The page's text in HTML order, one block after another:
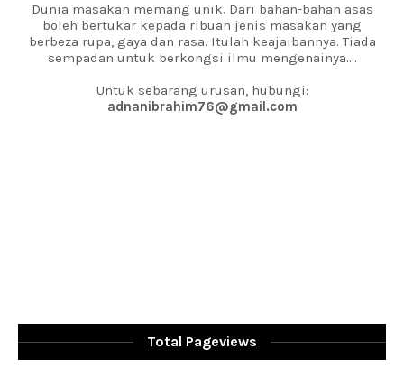
Dunia masakan memang unik. Dari bahan-bahan asas
boleh bertukar kepada ribuan jenis masakan yang
berbeza rupa, gaya dan rasa. Itulah keajaibannya. Tiada
sempadan untuk berkongsi ilmu mengenainya....
Untuk sebarang urusan, hubungi:
adnanibrahim76@gmail.com
Total Pageviews